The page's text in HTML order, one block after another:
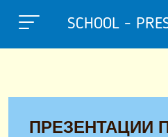
SCHOOL -
ПРЕЗЕНТАЦИИ